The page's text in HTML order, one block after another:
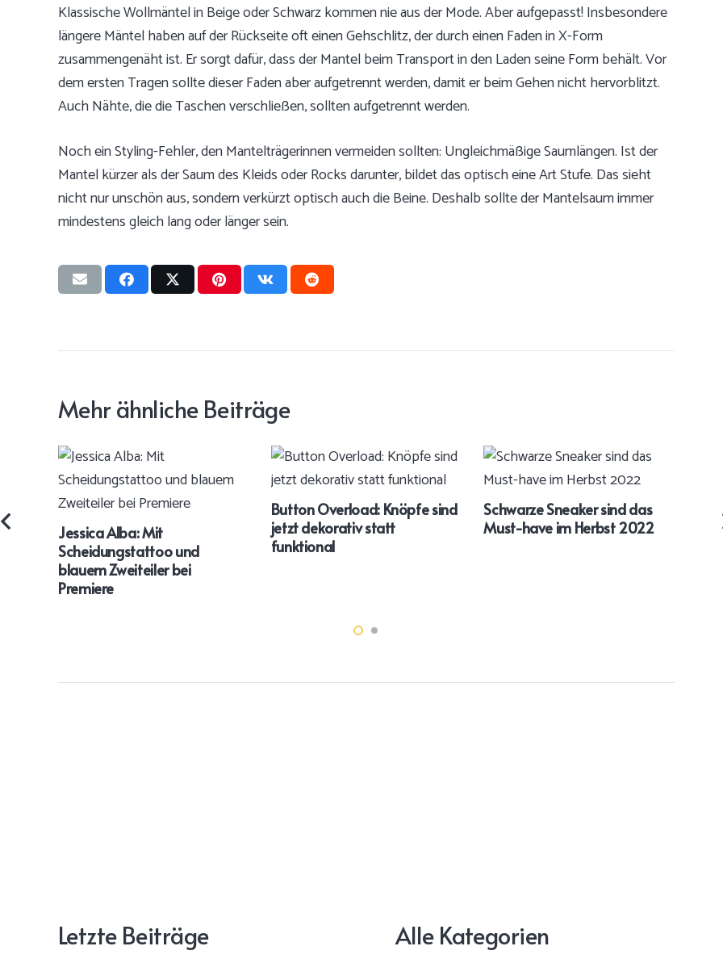
Klassische Wollmäntel in Beige oder Schwarz kommen nie aus der Mode. Aber aufgepasst! Insbesondere
längere Mäntel haben auf der Rückseite oft einen Gehschlitz, der durch einen Faden in X-Form
zusammengenäht ist. Er sorgt dafür, dass der Mantel beim Transport in den Laden seine Form behält. Vor
dem ersten Tragen sollte dieser Faden aber aufgetrennt werden, damit er beim Gehen nicht hervorblitzt.
Auch Nähte, die die Taschen verschließen, sollten aufgetrennt werden.
Noch ein Styling-Fehler, den Mantelträgerinnen vermeiden sollten: Ungleichmäßige Saumlängen. Ist der
Mantel kürzer als der Saum des Kleids oder Rocks darunter, bildet das optisch eine Art Stufe. Das sieht
nicht nur unschön aus, sondern verkürzt optisch auch die Beine. Deshalb sollte der Mantelsaum immer
mindestens gleich lang oder länger sein.
Mehr ähnliche Beiträge
Jessica Alba: Mit
Scheidungstattoo und
blauem Zweiteiler bei
Premiere
Button Overload: Knöpfe sind
jetzt dekorativ statt
funktional
Schwarze Sneaker sind das
Must-have im Herbst 2022
Letzte Beiträge Alle Kategorien